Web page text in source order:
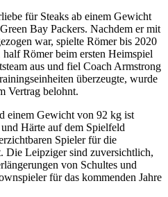
für Steaks ab einem Gewicht
Bay Packers. Nachdem er mit
war, spielte Römer bis 2020
Römer beim ersten Heimspiel
aus und fiel Coach Armstrong
überzeugte, wurde
Vertrag belohnt.
einem Gewicht von 92 kg ist
Härte auf dem Spielfeld
Spieler für die
Die Leipziger sind zuversichtlich,
von Schultes und
für das kommenden Jahre